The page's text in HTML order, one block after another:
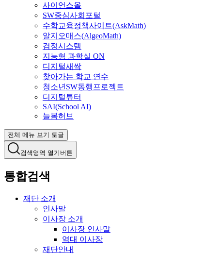
사이언스올
SW중심사회포털
수학교육정책사이트(AskMath)
알지오매스(AlgeoMath)
검정시스템
지능형 과학실 ON
디지털새싹
찾아가는 학교 연수
청소년SW동행프로젝트
디지털튜터
SAI(School AI)
늘봄허브
전체 메뉴 보기 토글
검색영역 열기버튼
통합검색
재단 소개
인사말
이사장 소개
이사장 인사말
역대 이사장
재단안내